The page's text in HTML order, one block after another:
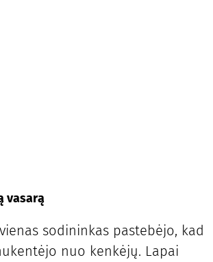
vasarą
sodininkas pastebėjo, kad
nuo kenkėjų. Lapai